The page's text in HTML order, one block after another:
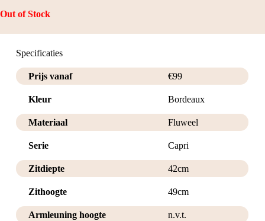
Out of Stock
Specificaties
Prijs vanaf €99
Kleur Bordeaux
Materiaal Fluweel
Serie Capri
Zitdiepte 42cm
Zithoogte 49cm
Armleuning hoogte n.v.t.